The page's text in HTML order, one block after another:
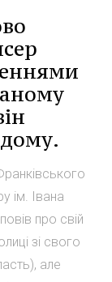
ім. Івана
про свій
зі свого
але